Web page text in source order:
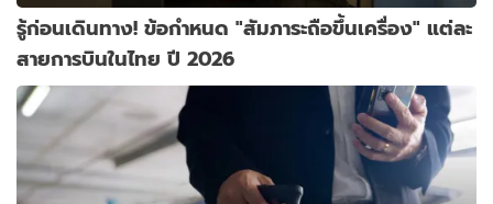
รู้ก่อนเดินทาง! ข้อกำหนด "สัมภาระถือขึ้นเครื่อง" แต่ละ
สายการบินในไทย ปี 2026